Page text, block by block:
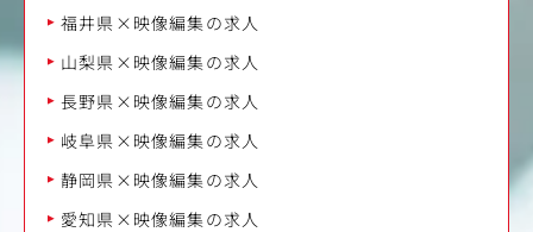
福井県×映像編集の求人
山梨県×映像編集の求人
長野県×映像編集の求人
岐阜県×映像編集の求人
静岡県×映像編集の求人
愛知県×映像編集の求人